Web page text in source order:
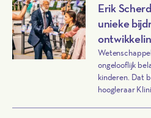
Erik
unieke
ongelooflijk
kinderen. Dat
hoogleraar